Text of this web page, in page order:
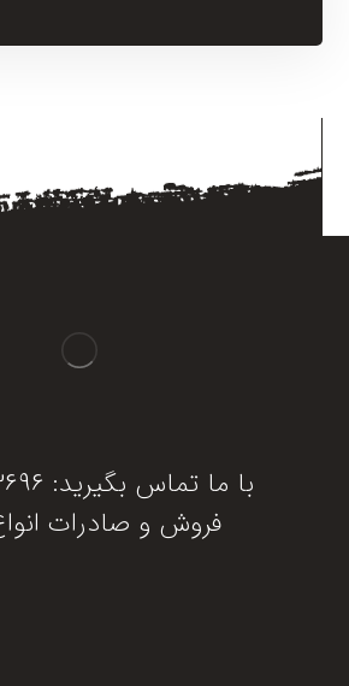
با ما تماس بگیرید: 09130913696
فروش و صادرات